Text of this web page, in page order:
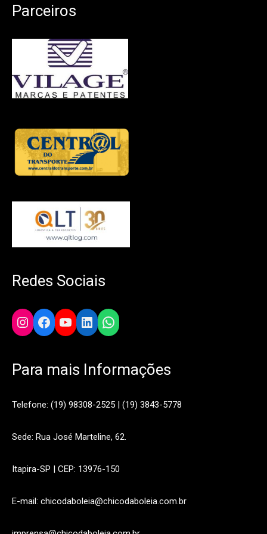
Parceiros
Redes Sociais
Instagram
Facebook
YouTube
LinkedIn
WhatsApp
Para mais Informações
Telefone: (19) 98308-2525 | (19) 3843-5778
Sede: Rua José Marteline, 62.
Itapira-SP | CEP: 13976-150
E-mail: chicodaboleia@chicodaboleia.com.br